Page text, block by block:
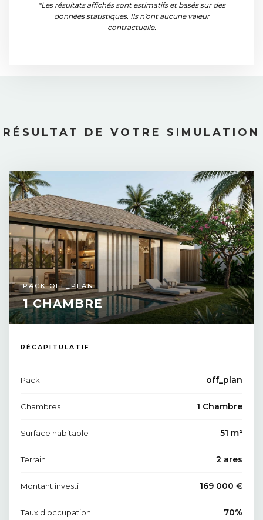
*Les résultats affichés sont estimatifs et basés sur des
données statistiques. Ils n'ont aucune valeur
contractuelle.
RÉSULTAT DE VOTRE SIMULATION
PACK OFF_PLAN
1 CHAMBRE
RÉCAPITULATIF
Pack off_plan
Chambres 1 Chambre
Surface habitable 51 m²
Terrain 2 ares
Montant investi 169 000 €
Taux d'occupation 70%